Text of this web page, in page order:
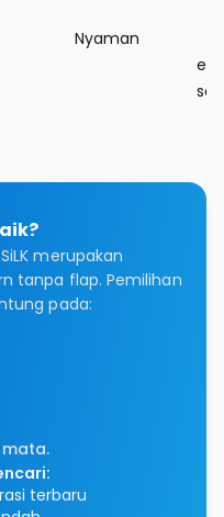
Nyaman
SiLK merupakan
tanpa flap. Pemilihan
pada:
terbaru